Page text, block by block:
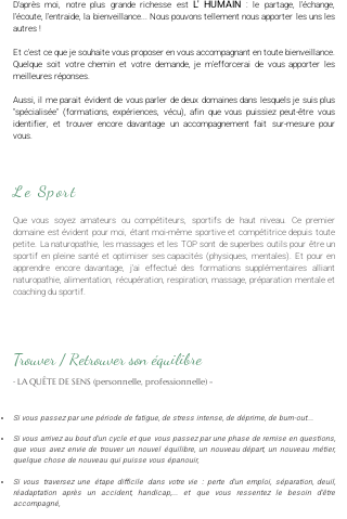
D'après moi, notre plus grande richesse est L' HUMAIN : le partage, l'échange,
l'écoute, l'entraide, la bienveillance... Nous pouvons tellement nous apporter les uns les
autres !
Et c'est ce que je souhaite vous proposer en vous accompagnant en toute bienveillance.
Quelque soit votre chemin et votre demande, je m'efforcerai de vous apporter les
meilleures réponses.
Aussi, il me parait évident de vous parler de deux domaines dans lesquels je suis plus
"spécialisée" (formations, expériences, vécu), afin que vous puissiez peut-être vous
identifier, et trouver encore davantage un accompagnement fait sur-mesure pour
vous.
Le Sport
Que vous soyez amateurs ou compétiteurs, sportifs de haut niveau. Ce premier
domaine est évident pour moi, étant moi-même sportive et compétitrice depuis toute
petite. La naturopathie, les massages et les TOP sont de superbes outils pour être un
sportif en pleine santé et optimiser ses capacités (physiques, mentales). Et pour en
apprendre encore davantage, j'ai effectué des formations supplémentaires alliant
naturopathie, alimentation, récupération, respiration, massage, préparation mentale et
coaching du sportif.
Trouver / Retrouver son équilibre
- LA QUÊTE DE SENS (personnelle, professionnelle) -
Si vous passez par une période de fatigue, de stress intense, de déprime, de burn-out...
Si vous arrivez au bout d'un cycle et que vous passez par une phase de remise en questions,
que vous avez envie de trouver un nouvel équilibre, un nouveau départ, un nouveau métier,
quelque chose de nouveau qui puisse vous épanouir,
Si vous traversez une étape difficile dans votre vie : perte d'un emploi, séparation, deuil,
réadaptation après un accident, handicap,... et que vous ressentez le besoin d'être
accompagné,